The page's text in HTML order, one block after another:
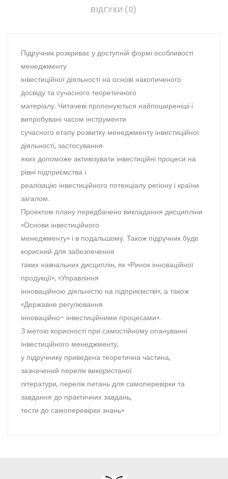
ВІДГУКИ (0)
Підручник розкриває у доступній формі особливості
менеджменту
інвестиційної діяльності на основі накопиченого
досвіду та сучасного теоретичного
матеріалу. Читачеві пропонуються найпоширеніші і
випробувані часом інструменти
сучасного етапу розвитку менеджменту інвестиційної
діяльності, застосування
яких допоможе активізувати інвестиційні процеси на
рівні підприємства і
реалізацію інвестиційного потенціалу регіону і країни
загалом.
Проектом плану передбачено викладання дисципліни
«Основи інвестиційного
менеджменту» і в подальшому. Також підручник буде
корисний для забезпечення
таких навчальних дисциплін, як «Ринок інноваційної
продукції», «Управління
інноваційною діяльністю на підприємстві», а також
«Державне регулювання
інноваційно- інвестиційними процесами».
З метою корисності при самостійному опануванні
інвестиційного менеджменту,
у підручнику приведена теоретична частина,
зазначений перелік використаної
літератури, перелік питань для самоперевірки та
завдання до практичних завдань,
тести до самоперевірки знань»